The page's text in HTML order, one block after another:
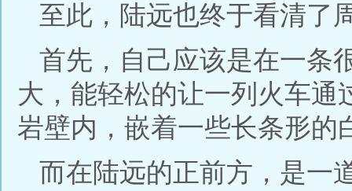
至此，陆远也终于看清了
首先，自己应该是在一条
大，能轻松的让一列火车通
岩壁内，嵌着一些长条形的
而在陆远的正前方，是一